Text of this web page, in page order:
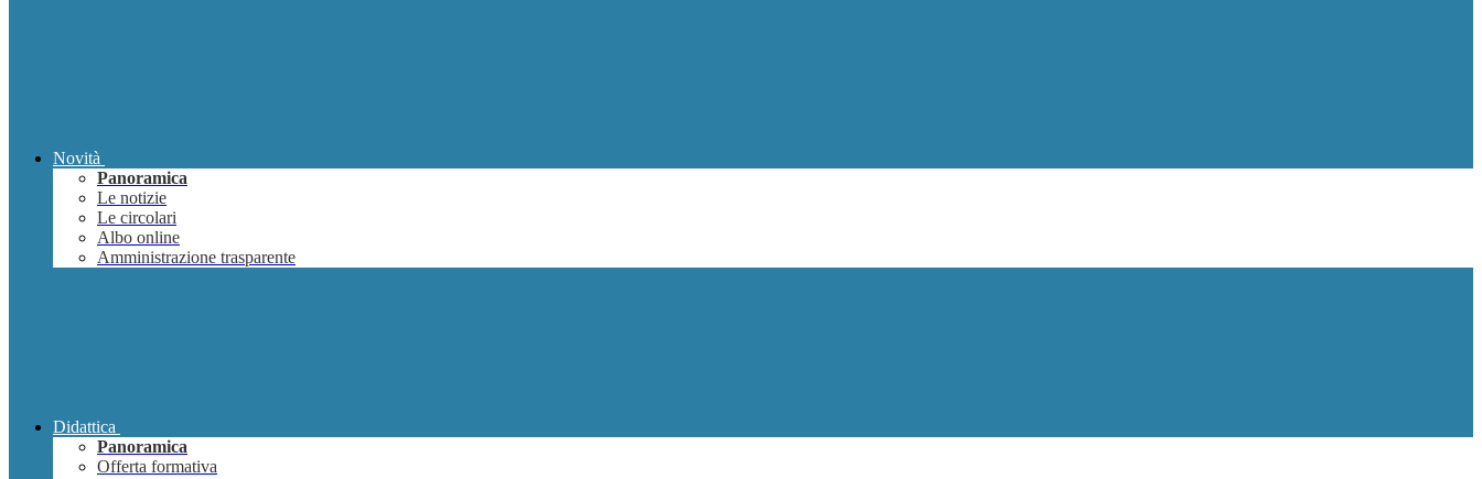
Novità
Panoramica
Le notizie
Le circolari
Albo online
Amministrazione trasparente
Didattica
Panoramica
Offerta formativa